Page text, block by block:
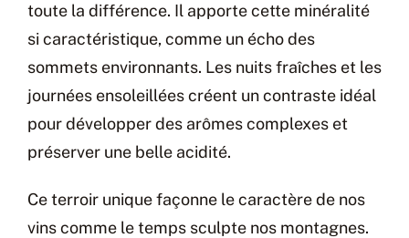
toute la différence. Il apporte cette minéralité
si caractéristique, comme un écho des
sommets environnants. Les nuits fraîches et les
journées ensoleillées créent un contraste idéal
pour développer des arômes complexes et
préserver une belle acidité.
Ce terroir unique façonne le caractère de nos
vins comme le temps sculpte nos montagnes.